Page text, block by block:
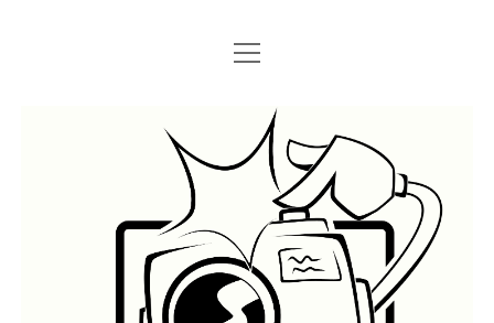
STARTSEITE
BERLIN GRAFFITI
Menü
öffnen
BERLIN BOMBINGS
BERLIN SUBWAY
BERLIN S-BAHN
TRAINS
HOTTER FRAGT…
ROSTOCK
REGIO
Menü
öffnen
Hustlehorst